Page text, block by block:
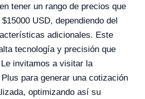
tener un rango de precios que
USD, dependiendo del
adicionales. Este
tecnología y precisión que
invitamos a visitar la
para generar una cotización
optimizando así su